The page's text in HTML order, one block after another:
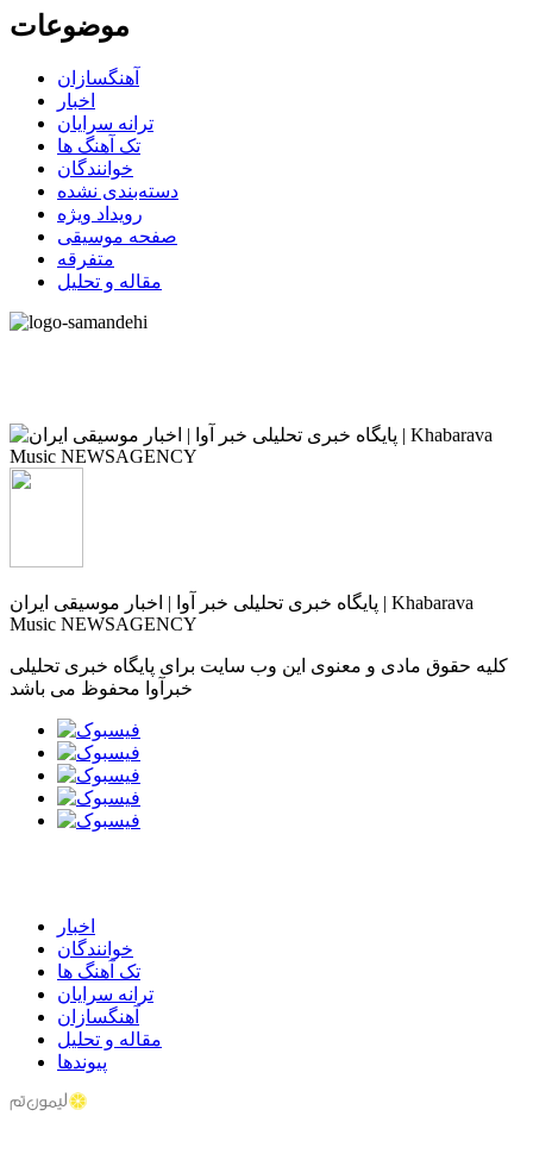
موضوعات
آهنگسازان
اخبار
ترانه سرایان
تک آهنگ ها
خوانندگان
دسته‌بندی نشده
رویداد ویژه
صفحه موسیقی
متفرقه
مقاله و تحلیل
پایگاه خبری تحلیلی خبر آوا | اخبار موسیقی ایران | Khabarava
Music NEWSAGENCY
کلیه حقوق مادی و معنوی این وب سایت برای پایگاه خبری تحلیلی
خبرآوا محفوظ می باشد
اخبار
خوانندگان
تک آهنگ ها
ترانه سرایان
آهنگسازان
مقاله و تحلیل
پیوندها